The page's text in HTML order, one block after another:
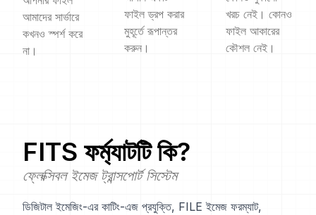
আমাদের সার্ভারে
কখনও স্পর্শ করে
না।
ফাইল ড্রপ করার
মুহূর্তে রূপান্তর
করুন।
খরচ নেই। কোনও
ফাইল আকারের
কৌশল নেই।
FITS ফর্ম্যাটটি কি?
ফ্লেক্সিবল ইমেজ ট্রান্সপোর্ট সিস্টেম
ডিজিটাল ইমেজিং-এর কাটিং-এজ প্রযুক্তি, FILE ইমেজ ফরম্যাট,